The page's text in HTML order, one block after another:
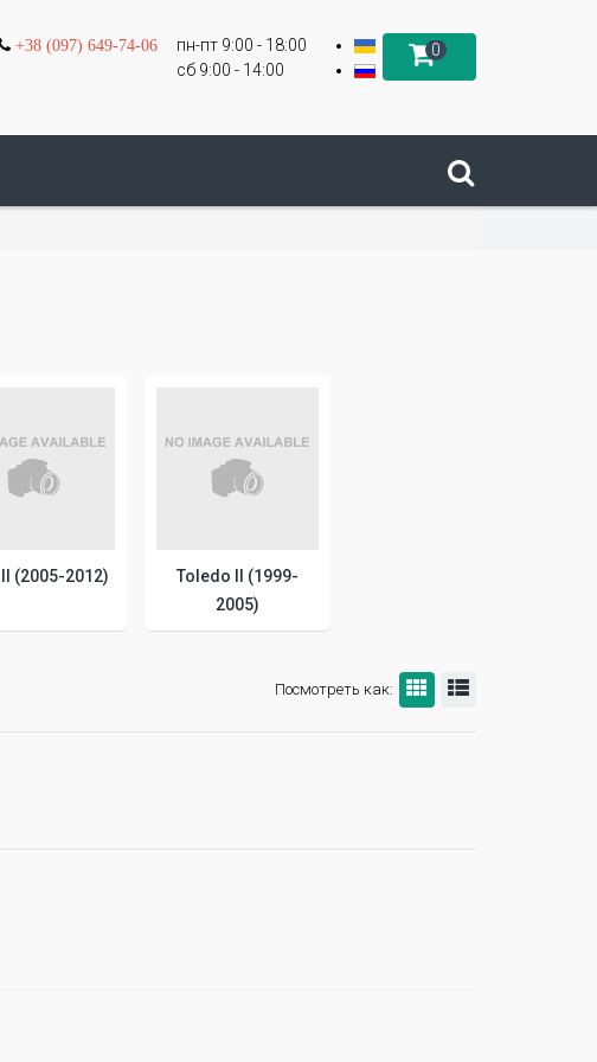
+38 (097) 649-74-06
пн-пт 9:00 - 18:00
сб 9:00 - 14:00
0
(2005-2012)
Toledo II (1999-
2005)
Посмотреть как: